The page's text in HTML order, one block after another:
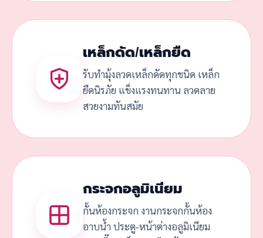
เหล็กดัด/เหล็กยืด
รับทำมุ้งลวดเหล็กดัดทุกชนิด เหล็ก
ยืดนิรภัย แข็งแรงทนทาน ลวดลาย
สวยงามทันสมัย
กระจกอลูมิเนียม
กั้นห้องกระจก งานกระจกกั้นห้อง
อาบน้ำ ประตู-หน้าต่างอลูมิเนียม